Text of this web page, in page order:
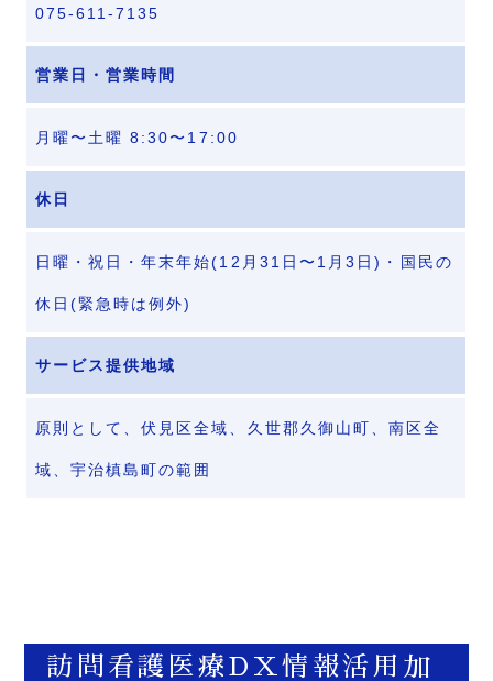
075-611-7135
営業日・営業時間
月曜〜土曜 8:30〜17:00
休日
日曜・祝日・年末年始(12月31日〜1月3日)・国民の
休日(緊急時は例外)
サービス提供地域
原則として、伏見区全域、久世郡久御山町、南区全
域、宇治槙島町の範囲
訪問看護医療DX情報活用加